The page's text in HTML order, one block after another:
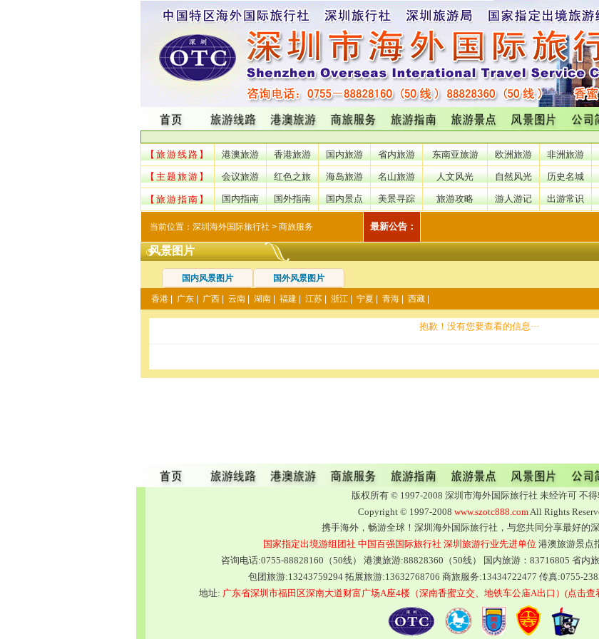
【旅游线路】 港澳旅游 香港旅游 国内旅游 省内旅游 东南亚旅游 欧洲旅游 非洲旅游
【主题旅游】 会议旅游 红色之旅 海岛旅游 名山旅游 人文风光 自然风光 历史名城
【旅游指南】 国内指南 国外指南 国内景点 美景寻踪 旅游攻略 游人游记 出游常识
当前位置： 深圳海外国际旅行社 > 商旅服务 最新公告：
风景图片
国内风景图片 国外风景图片
香港 广东 广西 云南 湖南 福建 江苏 浙江 宁夏 青海 西藏
抱歉！没有您要查看的信息···
版权所有 © 1997-2008 深圳市海外国际旅行社 未经许可 不
Copyright © 1997-2008 www.szotc888.comAll Rights
携手海外，畅游全球！深圳海外国际旅行社，与您共同分享最好的深
国家指定出境游组团社 中国百强国际旅行社 深圳旅游行业先进单位 港澳旅游景点
咨询电话:0755-88828160（50线） 港澳旅游:88828360（50线） 国内旅游：83716805 省内
包团旅游:13243759294 拓展旅游:13632768706 商旅服务:13434722477 传真:0755-
地址: 广东省深圳市福田区深南大道财富广场A座4楼（深南香蜜立交、地铁车公庙A出口）(点击查